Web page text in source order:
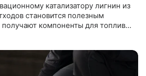
катализатору лигнин из
становится полезным
компоненты для топлива